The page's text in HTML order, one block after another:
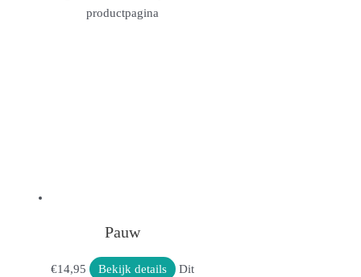
productpagina
Pauw
€14,95 Bekijk details
Dit